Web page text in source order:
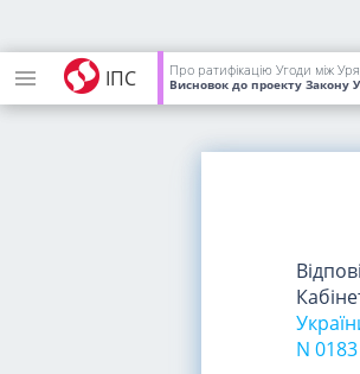
ІПС Про ратифікацію Угоди між
Висновок до проекту Закону
N